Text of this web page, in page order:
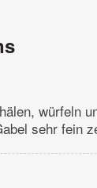
würfeln
sehr fein